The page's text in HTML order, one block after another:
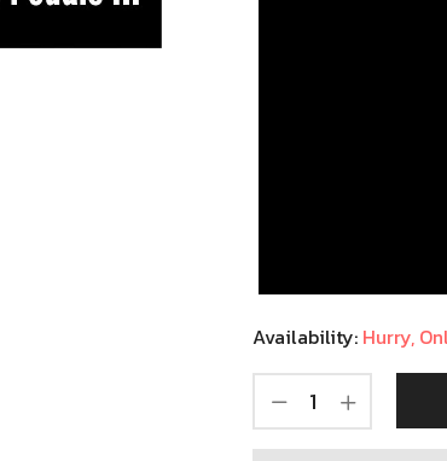
Availability: Hurry,